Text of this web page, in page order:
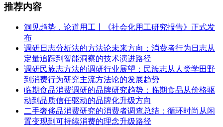
推荐内容
洞见趋势，论道用工丨《社会化用工研究报告》正式发
布
调研日志分析法的方法论未来方向：消费者行为日志从
定量追踪到智能洞察的技术演进路径
调研民族志方法的调研行业展望：民族志从人类学田野
到消费行为研究主流方法论的发展趋势
临期食品消费调研的品牌研究趋势：临期食品从价格驱
动到品质信任驱动的品牌化升级方向
二手奢侈品消费研究的消费者调查总结：循环时尚从闲
置变现到可持续消费的理念升级路径